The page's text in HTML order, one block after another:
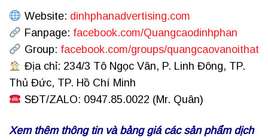
Website: dinhphanadvertising.com
Fanpage: facebook.com/Quangcaodinhphan
Group: facebook.com/groups/quangcaovanoithat
Địa chỉ: 234/3 Tô Ngọc Vân, P. Linh Đông, TP.
Thủ Đức, TP. Hồ Chí Minh
SĐT/ZALO: 0947.85.0022 (Mr. Quân)
Xem thêm thông tin và bảng giá các sản phẩm dịch